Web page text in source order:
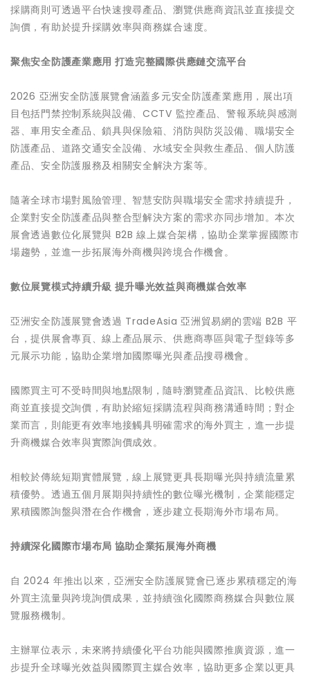
採購商則可透過平台快速搜尋產品、瀏覽供應商資訊並直接提交
詢價，有助於提升採購效率與商務媒合速度。
聚焦安全防護產業應用 打造完整國際供應鏈交流平台
2026 亞洲安全防護展覽會涵蓋多元安全防護產業應用，展出項
目包括門禁控制系統與設備、CCTV 監控產品、警報系統與感測
器、車用安全產品、鎖具與保險箱、消防與防災設備、職場安全
防護產品、道路交通安全設備、水域安全與救生產品、個人防護
產品、安全防護服務及相關安全解決方案等。
隨著全球市場對風險管理、智慧安防與職場安全需求持續提升，
企業對安全防護產品與整合型解決方案的需求亦同步增加。本次
展會透過數位化展覽與 B2B 線上媒合架構，協助企業掌握國際市
場趨勢，並進一步拓展海外商機與跨境合作機會。
數位展覽模式持續升級 提升曝光效益與商機媒合效率
亞洲安全防護展覽會透過 TradeAsia 亞洲貿易網的雲端 B2B 平
台，提供展會專頁、線上產品展示、供應商專區與電子型錄等多
元展示功能，協助企業增加國際曝光與產品搜尋機會。
國際買主可不受時間與地點限制，隨時瀏覽產品資訊、比較供應
商並直接提交詢價，有助於縮短採購流程與商務溝通時間；對企
業而言，則能更有效率地接觸具明確需求的海外買主，進一步提
升商機媒合效率與實際詢價成效。
相較於傳統短期實體展覽，線上展覽更具長期曝光與持續流量累
積優勢。透過五個月展期與持續性的數位曝光機制，企業能穩定
累積國際詢盤與潛在合作機會，逐步建立長期海外市場布局。
持續深化國際市場布局 協助企業拓展海外商機
自 2024 年推出以來，亞洲安全防護展覽會已逐步累積穩定的海
外買主流量與跨境詢價成果，並持續強化國際商務媒合與數位展
覽服務機制。
主辦單位表示，未來將持續優化平台功能與國際推廣資源，進一
步提升全球曝光效益與國際買主媒合效率，協助更多企業以更具